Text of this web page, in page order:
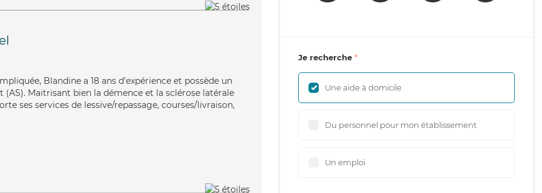
Blandine a 18 ans d'expérience et possède un
Maitrisant bien la démence et la sclérose latérale
ses services de lessive/repassage, courses/livraison,
Je recherche
Une aide à domicile
Du personnel pour mon établissement
Un emploi